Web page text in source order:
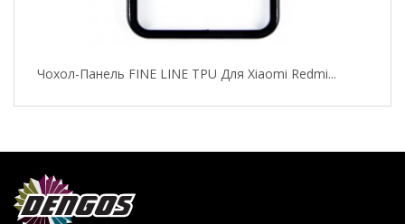
Чохол-Панель FINE LINE TPU Для Xiaomi Redmi...